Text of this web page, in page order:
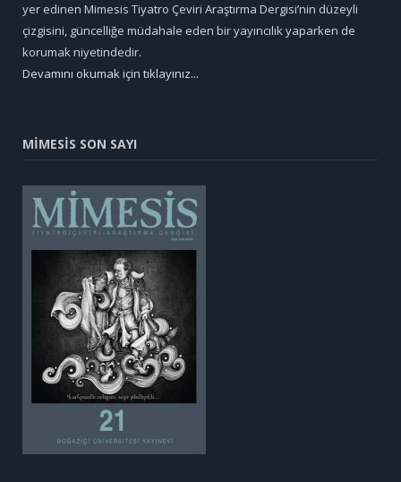
yer edinen Mimesis Tiyatro Çeviri Araştırma Dergisi’nin düzeyli
çizgisini, güncelliğe müdahale eden bir yayıncılık yaparken de
korumak niyetindedir.
Devamını okumak için tıklayınız...
MİMESİS SON SAYI